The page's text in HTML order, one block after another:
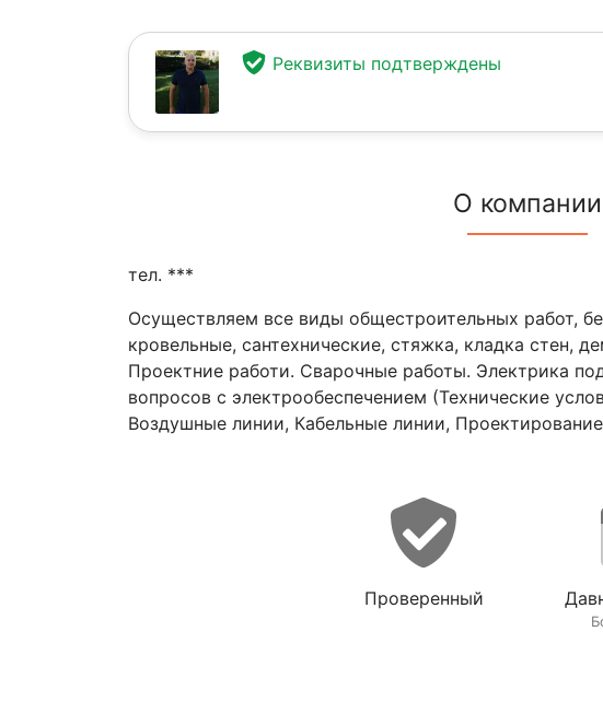
Реквизиты подтверждены
О компании
тел. ***
Осуществляем все виды общестроительных работ,
кровельные, сантехнические, стяжка, кладка стен,
Проектние работи. Сварочные работы. Электрика
вопросов с электрообеспечением (Технические
Воздушные линии, Кабельные линии,
Проверенный